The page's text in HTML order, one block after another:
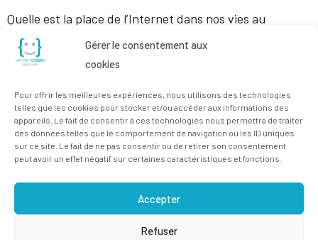
Gérer le consentement aux
cookies
Pour offrir les meilleures expériences, nous utilisons des technologies
telles que les cookies pour stocker et/ou accéder aux informations des
appareils. Le fait de consentir à ces technologies nous permettra de traiter
des données telles que le comportement de navigation ou les ID uniques
sur ce site. Le fait de ne pas consentir ou de retirer son consentement
peut avoir un effet négatif sur certaines caractéristiques et fonctions.
Accepter
Refuser
Quelle est la place de l’Internet dans nos vies au
quotidien ? Quelle fut son origine, son évolution, et vers
où nous emmène son futur ? A quoi servent les cookies
et à quoi peuvent-elles servir ? A quels risques je
m’expose lorsque j’utilise l’Internet […]